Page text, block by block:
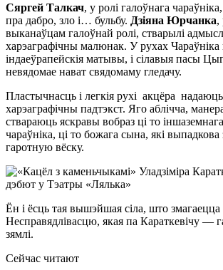
Сяргей Талкач, у ролі галоўнага
пра дабро, зло і… бульбу. Дзіяна Юрчанка,
выканаўцам галоўнай ролі, стварылі
харэаграфічны малюнак. У рухах Чараўніка
індаеўрапейскія матывы, і сілавыя пасы
невядомае нават свядомаму гледачу.
Пластычнасць і легкія рухі акцёра
харэаграфічны падтэкст. Яго аблічча,
ствараюць яскравы вобраз ці то
чараўніка, ці то божага сына, які выпадкова
гаротную вёску.
Ён і ёсць тая вышэйшая сіла, што змагаецца
Несправядлівасцю, якая па Караткевічу —
зямлі.
Сейчас читают